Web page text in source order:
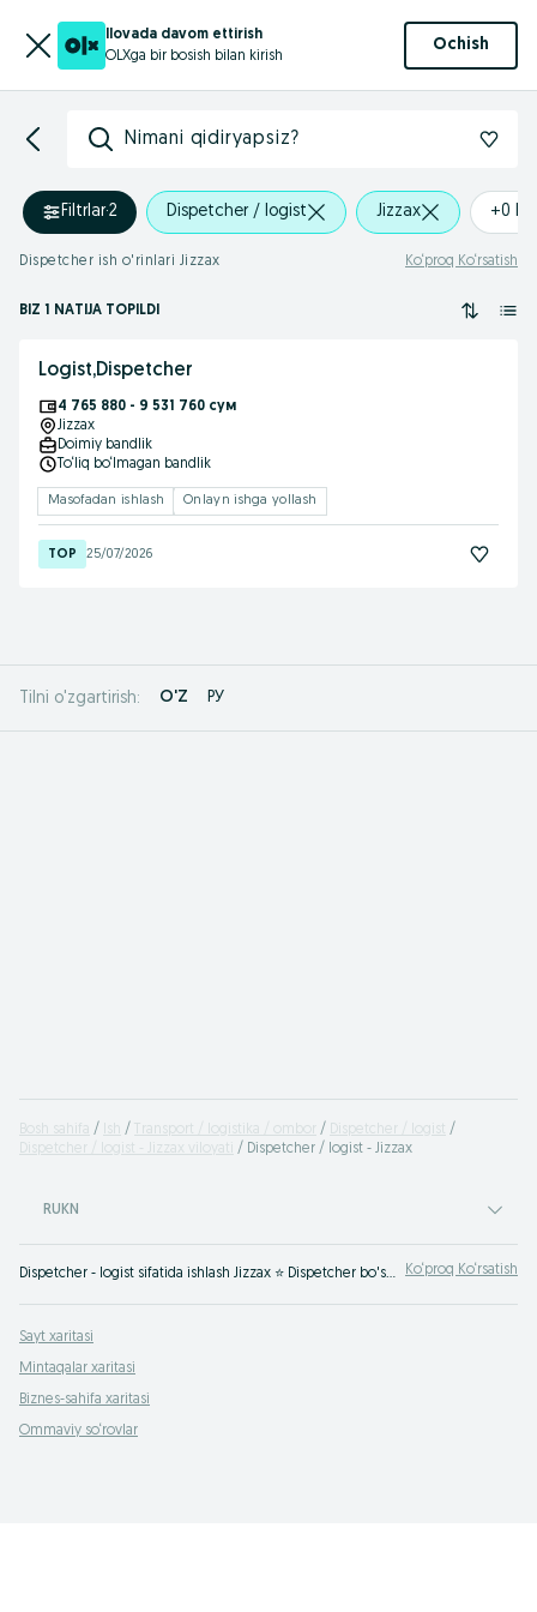
Ilovada davom ettirish
OLXga bir bosish bilan kirish
Ochish
Nimani qidiryapsiz?
Filtrlar·2 Dispetcher / logist Jizzax +0
Dispetcher ish o'rinlari Jizzax Ko‘proq Ko‘rsatish
BIZ 1 NATIJA TOPILDI
Logist,Dispetcher
4 765 880 - 9 531 760 сум
Jizzax
Doimiy bandlik
To‘liq bo‘lmagan bandlik
Masofadan ishlash Onlayn ishga yollash
25/07/2026
Tilni o'zgartirish: O'Z РУ
Bosh sahifa Ish Transport / logistika / ombor
Dispetcher / logist
Dispetcher / logist - Jizzax viloyati
Dispetcher / logist - Jizzax
RUKN
Dispetcher - logist sifatida ishlash Jizzax ⭐ Dispetcher bo'sh ish o'rinlarining keng tanlovi ✔️️️ yuk tashish bo'yicha ✔️️️ish tajribasi yo'q ✔️️️ uydan ⮞⮞ OLX.uz Ko‘proq Ko‘rsatish
Sayt xaritasi
Mintaqalar xaritasi
Biznes-sahifa xaritasi
Ommaviy so‘rovlar